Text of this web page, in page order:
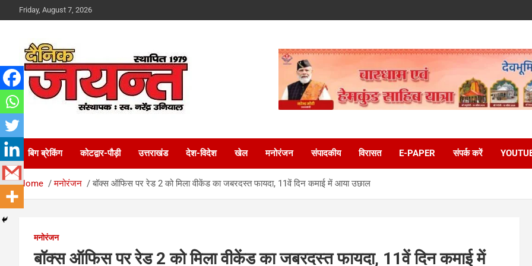
to
Friday, August 7, 2026
Dainik Jayant
बिग ब्रेकिंग कोटद्वार-पौड़ी उत्तराखंड देश-विदेश खेल मनोरंजन संपादकीय विरासत E-PAPER संपर्क करें
Home मनोरंजन बॉक्स ऑफिस पर रेड 2 को मिला वीकेंड का जबरदस्त फायदा, 11वें दिन कमाई में आया उछाल
मनोरंजन
बॉक्स ऑफिस पर रेड 2 को मिला वीकेंड का जबरदस्त फायदा, 11वें दिन कमाई में